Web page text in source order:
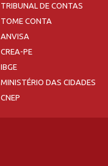
TRIBUNAL DE CONTAS
TOME CONTA
ANVISA
CREA-PE
IBGE
MINISTÉRIO DAS CIDADES
CNEP